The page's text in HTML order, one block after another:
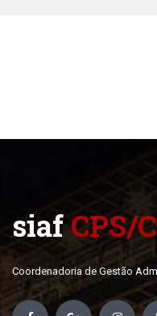
siafCPS/
Coordenadoria de Gestão